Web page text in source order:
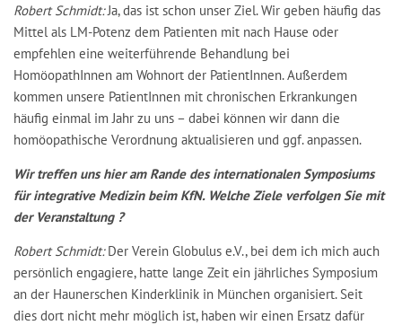
Robert Schmidt:Ja, das ist schon unser Ziel. Wir geben häufig das
Mittel als LM-Potenz dem Patienten mit nach Hause oder
empfehlen eine weiterführende Behandlung bei
HomöopathInnen am Wohnort der PatientInnen. Außerdem
kommen unsere PatientInnen mit chronischen Erkrankungen
häufig einmal im Jahr zu uns – dabei können wir dann die
homöopathische Verordnung aktualisieren und ggf. anpassen.
Wir treffen uns hier am Rande des internationalen Symposiums
für integrative Medizin beim KfN. Welche Ziele verfolgen Sie mit
der Veranstaltung ?
Robert Schmidt:Der Verein Globulus e.V., bei dem ich mich auch
persönlich engagiere, hatte lange Zeit ein jährliches Symposium
an der Haunerschen Kinderklinik in München organisiert. Seit
dies dort nicht mehr möglich ist, haben wir einen Ersatz dafür